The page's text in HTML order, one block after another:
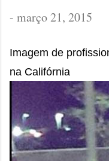
- março 21, 2015
Imagem de
na Califórnia